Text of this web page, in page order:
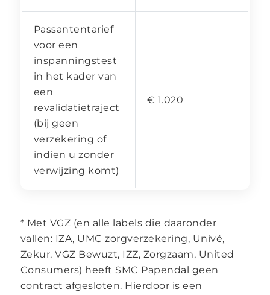
Passantentarief
voor een
inspanningstest
in het kader van
een
revalidatietraject
(bij geen
verzekering of
indien u zonder
verwijzing komt)
€ 1.020
* Met VGZ (en alle labels die daaronder
vallen: IZA, UMC zorgverzekering, Univé,
Zekur, VGZ Bewuzt, IZZ, Zorgzaam, United
Consumers) heeft SMC Papendal geen
contract afgesloten. Hierdoor is een